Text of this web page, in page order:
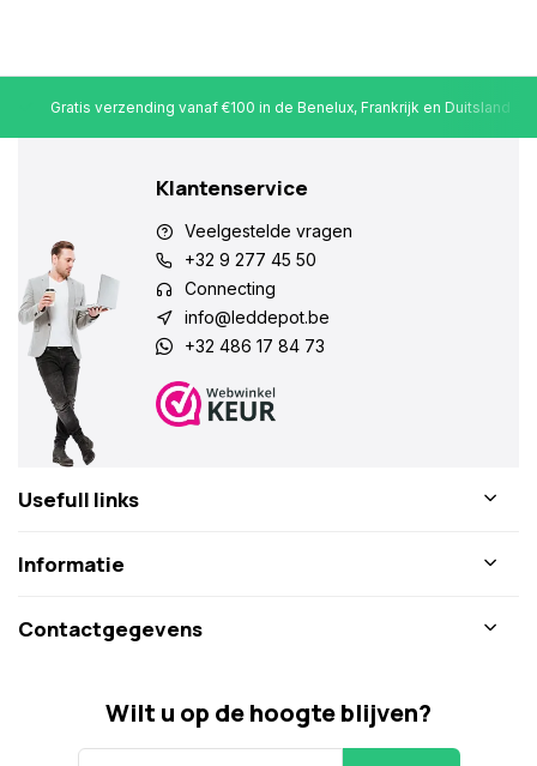
Gratis verzending vanaf €100 in de Benelux, Frankrijk en Duitsland
Klantenservice
Veelgestelde vragen
+32 9 277 45 50
Connecting
info@leddepot.be
+32 486 17 84 73
Usefull links
Informatie
Contactgegevens
Wilt u op de hoogte blijven?